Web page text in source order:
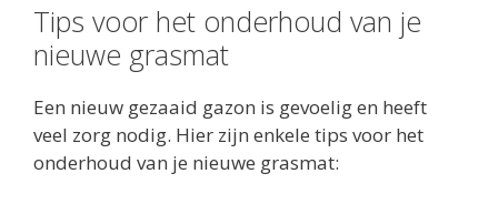
Tips voor het onderhoud van je
nieuwe grasmat
Een nieuw gezaaid gazon is gevoelig en heeft
veel zorg nodig. Hier zijn enkele tips voor het
onderhoud van je nieuwe grasmat: